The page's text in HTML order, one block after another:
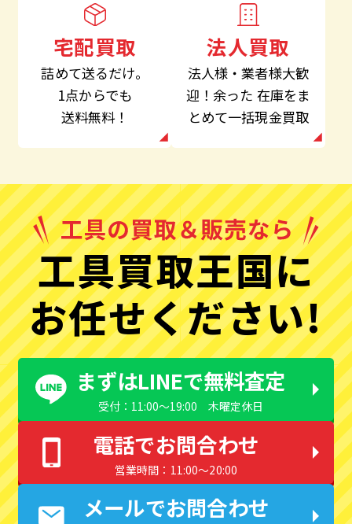
宅配買取
詰めて送るだけ。
1点からでも
送料無料！
法人買取
法人様・業者様大歓
迎！余った 在庫をま
とめて一括現金買取
工具買取王国に
お任せください!
まずはLINEで無料査定
受付：11:00〜19:00 木曜定休日
電話でお問合わせ
営業時間：11:00〜20:00
メールでお問合わせ